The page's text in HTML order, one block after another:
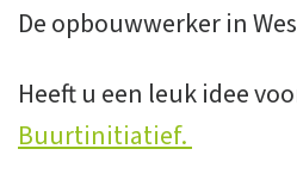
De opbouwwerker in
Heeft u een leuk idee
Buurtinitiatief.